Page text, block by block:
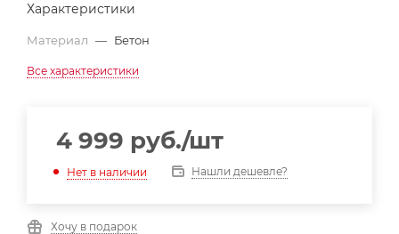
Характеристики
Материал — Бетон
Все характеристики
4 999 руб./шт
Нет в наличии Нашли дешевле?
Хочу в подарок